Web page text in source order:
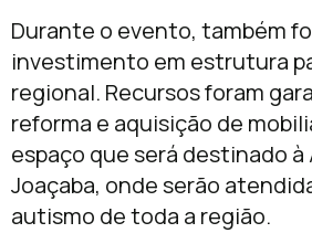
Durante o evento, também
investimento em estrutura
regional. Recursos foram
reforma e aquisição de
espaço que será destinado à
Joaçaba, onde serão
autismo de toda a região.